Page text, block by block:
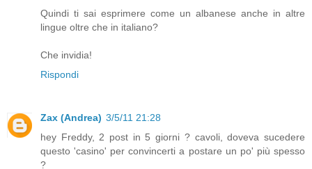
Quindi ti sai esprimere come un albanese anche in altre
lingue oltre che in italiano?
Che invidia!
Rispondi
Zax (Andrea) 3/5/11 21:28
hey Freddy, 2 post in 5 giorni ? cavoli, doveva sucedere
questo 'casino' per convincerti a postare un po' più spesso
?